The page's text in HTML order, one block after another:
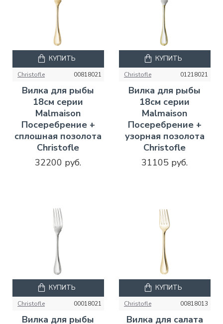
Christofle 00818021
Вилка для рыбы
18см серии
Malmaison
Посеребрение +
сплошная позолота
Christofle
32200 руб.
КУПИТЬ
Christofle 01218021
Вилка для рыбы
18см серии
Malmaison
Посеребрение +
узорная позолота
Christofle
31105 руб.
КУПИТЬ
Christofle 00018021
Вилка для рыбы
КУПИТЬ
Christofle 00818013
Вилка для салата
КУПИТЬ